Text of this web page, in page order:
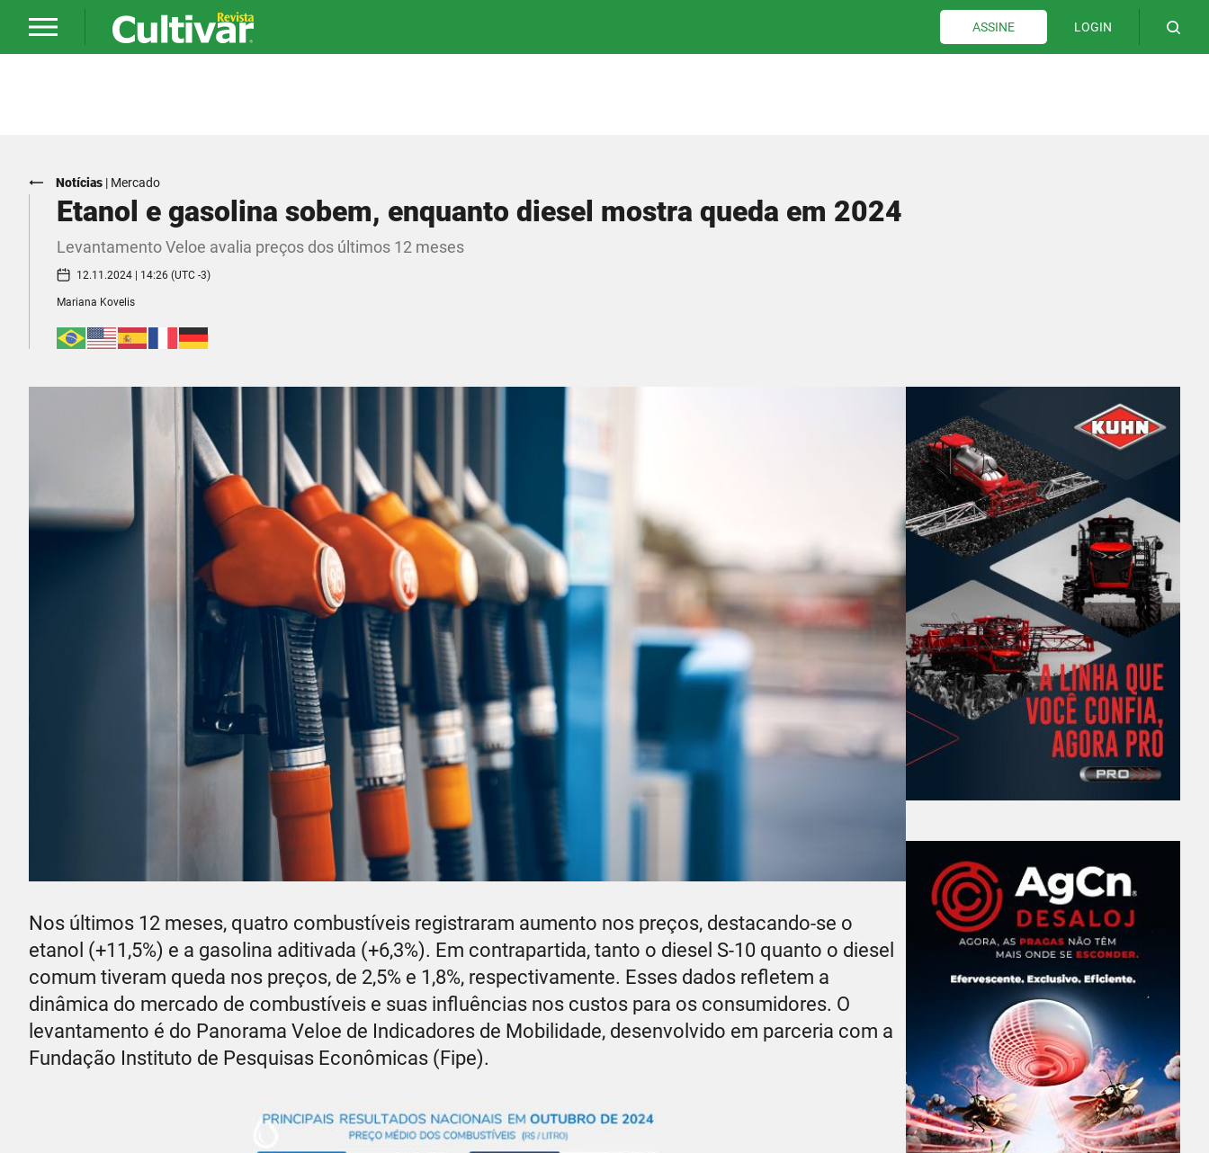
ASSINE LOGIN
Notícias | Mercado
Etanol e gasolina sobem, enquanto diesel mostra queda em 2024
Levantamento Veloe avalia preços dos últimos 12 meses
12.11.2024 | 14:26 (UTC -3)
Mariana Kovelis
Nos últimos 12 meses, quatro combustíveis registraram aumento nos preços, destacando-se o
etanol (+11,5%) e a gasolina aditivada (+6,3%). Em contrapartida, tanto o diesel S-10 quanto o diesel
comum tiveram queda nos preços, de 2,5% e 1,8%, respectivamente. Esses dados refletem a
dinâmica do mercado de combustíveis e suas influências nos custos para os consumidores. O
levantamento é do Panorama Veloe de Indicadores de Mobilidade, desenvolvido em parceria com a
Fundação Instituto de Pesquisas Econômicas (Fipe).